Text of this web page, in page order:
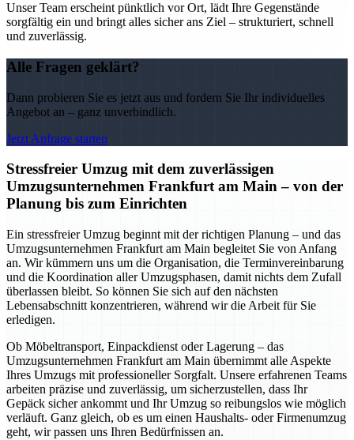
Unser Team erscheint pünktlich vor Ort, lädt Ihre Gegenstände
sorgfältig ein und bringt alles sicher ans Ziel – strukturiert, schnell
und zuverlässig.
Alle Fragen geklärt?
Dann probieren Sie es jetzt aus und fordern Sie Ihr individuelles
Angebot an – ganz unverbindlich.
Jetzt Anfrage starten
Stressfreier Umzug mit dem zuverlässigen
Umzugsunternehmen Frankfurt am Main – von der
Planung bis zum Einrichten
Ein stressfreier Umzug beginnt mit der richtigen Planung – und das
Umzugsunternehmen Frankfurt am Main begleitet Sie von Anfang
an. Wir kümmern uns um die Organisation, die Terminvereinbarung
und die Koordination aller Umzugsphasen, damit nichts dem Zufall
überlassen bleibt. So können Sie sich auf den nächsten
Lebensabschnitt konzentrieren, während wir die Arbeit für Sie
erledigen.
Ob Möbeltransport, Einpackdienst oder Lagerung – das
Umzugsunternehmen Frankfurt am Main übernimmt alle Aspekte
Ihres Umzugs mit professioneller Sorgfalt. Unsere erfahrenen Teams
arbeiten präzise und zuverlässig, um sicherzustellen, dass Ihr
Gepäck sicher ankommt und Ihr Umzug so reibungslos wie möglich
verläuft. Ganz gleich, ob es um einen Haushalts- oder Firmenumzug
geht, wir passen uns Ihren Bedürfnissen an.